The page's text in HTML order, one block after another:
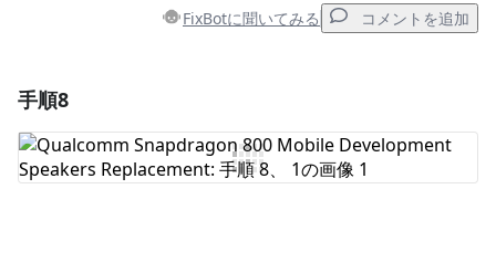
FixBotに聞いてみる コメントを追加
コメントを追加
手順8